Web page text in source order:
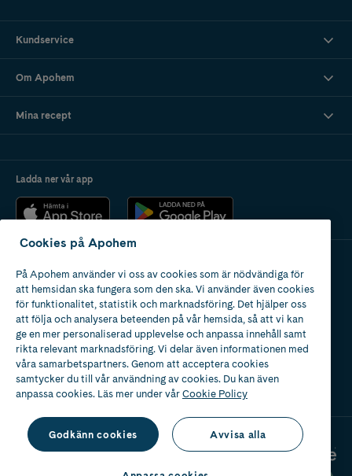
Kundservice
Om Apohem
Mina recept
Ladda ner vår app
Apotek med tillstånd
av Läkemedelsverket
Cookies på Apohem
På Apohem använder vi oss av cookies som är nödvändiga för
att hemsidan ska fungera som den ska. Vi använder även cookies
för funktionalitet, statistik och marknadsföring. Det hjälper oss
att följa och analysera beteenden på vår hemsida, så att vi kan
ge en mer personaliserad upplevelse och anpassa innehåll samt
rikta relevant marknadsföring. Vi delar även informationen med
våra samarbetspartners. Genom att acceptera cookies
samtycker du till vår användning av cookies. Du kan även
anpassa cookies. Läs mer under vårCookie Policy
Godkänn cookies Avvisa alla